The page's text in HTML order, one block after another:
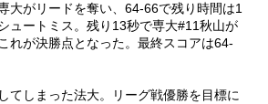
大がリードを奪い、64-66で残り時間は1
ュートミス。残り13秒で専大#11秋山が
れが決勝点となった。最終スコアは64-
てしまった法大。リーグ戦優勝を目標に